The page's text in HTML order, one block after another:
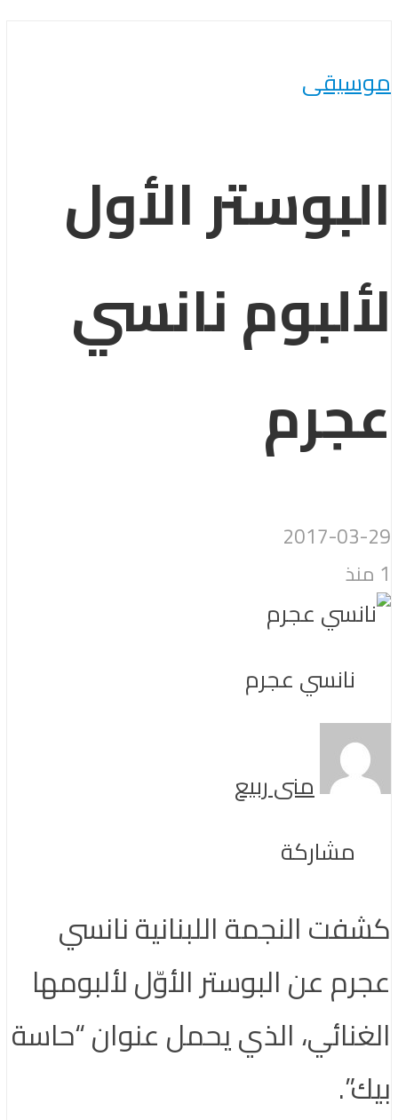
موسيقى
البوستر الأول
لألبوم نانسي
عجرم
2017-03-29
1 منذ
نانسي عجرم
منى ربيع
مشاركة
كشفت النجمة اللبنانية نانسي
عجرم عن البوستر الأوّل لألبومها
الغنائي، الذي يحمل عنوان “حاسة
بيك”.